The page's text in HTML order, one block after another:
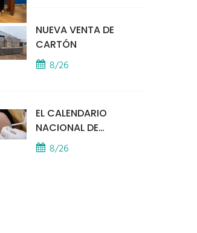
NUEVA VENTA DE
CARTÓN
8/26
EL CALENDARIO
NACIONAL DE
VACUNACIÓN SE
APLICA EN TODOS LOS
8/26